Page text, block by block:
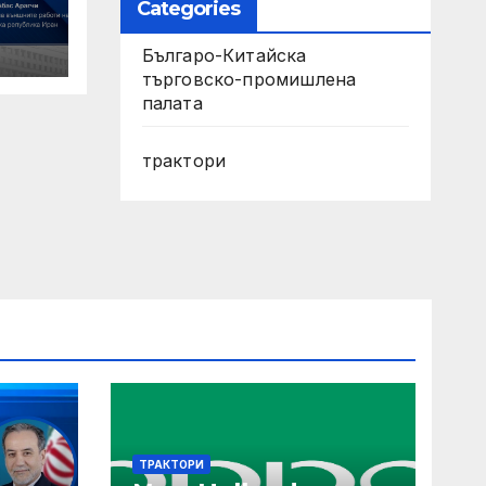
Categories
Българо-Китайска
търговско-промишлена
палата
трактори
ТРАКТОРИ